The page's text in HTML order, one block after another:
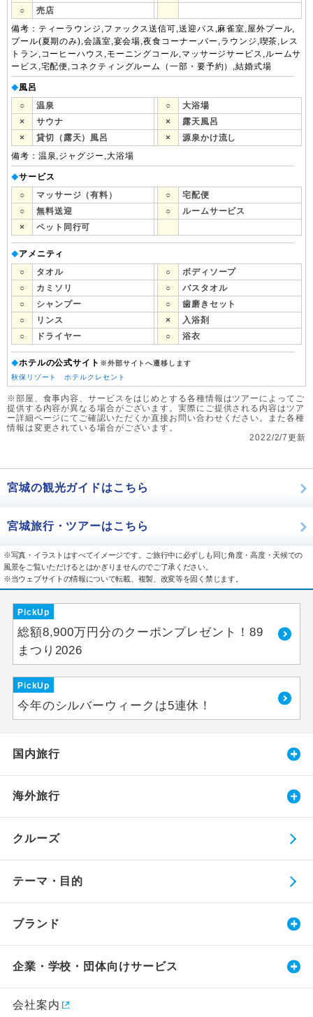
○
売店
備考：ティーラウンジ,ファックス送信可,送迎バス,麻雀室,屋外プール,
プール(夏期のみ),会議室,宴会場,夜食コーナー,バー,ラウンジ,喫茶,レス
トラン,コーヒーハウス,モーニングコール,マッサージサービス,ルームサ
ービス,宅配便,コネクティングルーム（一部・要予約）,結婚式場
◆風呂
○
温泉 ○
大浴場
×
サウナ ×
露天風呂
×
貸切（露天）風呂 ×
源泉かけ流し
備考：温泉,ジャグジー,大浴場
◆サービス
○
マッサージ（有料） ○
宅配便
○
無料送迎 ○
ルームサービス
×
ペット同行可
◆アメニティ
○
タオル ○
ボディソープ
○
カミソリ ○
バスタオル
○
シャンプー ○
歯磨きセット
○
リンス ×
入浴剤
○
ドライヤー ○ 浴衣
◆ホテルの公式サイト ※外部サイトへ遷移します
秋保リゾート ホテルクレセント
※部屋、食事内容、サービスをはじめとする各種情報はツアーによってご
提供する内容が異なる場合がございます。実際にご提供される内容はツア
ー詳細ページにてご確認いただくか直接お問い合わせください。また各種
情報は変更されている場合がございます。
2022/2/7更新
宮城の観光ガイドはこちら
宮城旅行・ツアーはこちら
※写真・イラストはすべてイメージです。ご旅行中に必ずしも同じ角度・高度・天候での
風景をご覧いただけるとはかぎりませんのでご了承ください。
※当ウェブサイトの情報について転載、複製、改変等を固く禁じます。
PickUp
総額8,900万円分のクーポンプレゼント！89
まつり2026
PickUp
今年のシルバーウィークは5連休！
国内旅行
海外旅行
クルーズ
テーマ・目的
ブランド
企業・学校・団体向けサービス
会社案内